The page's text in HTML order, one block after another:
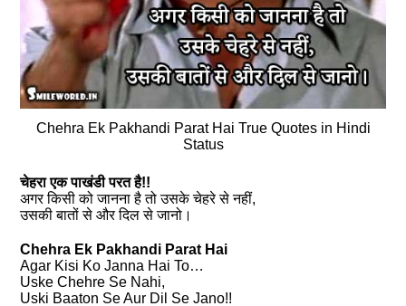
Chehra Ek Pakhandi Parat Hai True Quotes in Hindi
Status
चेहरा एक पाखंडी परत है!!
अगर किसी को जानना है तो उसके चेहरे से नहीं,
उसकी बातों से और दिल से जानो।
Chehra Ek Pakhandi Parat Hai
Agar Kisi Ko Janna Hai To…
Uske Chehre Se Nahi,
Uski Baaton Se Aur Dil Se Jano!!